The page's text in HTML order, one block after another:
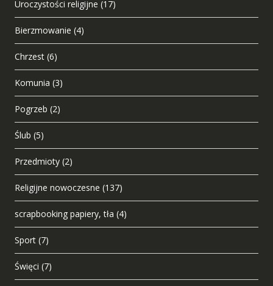
Uroczystości religijne (17)
Bierzmowanie (4)
Chrzest (6)
Komunia (3)
Pogrzeb (2)
Ślub (5)
Przedmioty (2)
Religijne nowoczesne (137)
scrapbooking papiery, tła (4)
Sport (7)
Święci (7)